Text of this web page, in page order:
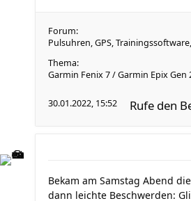
Forum:
Pulsuhren, GPS,
Thema:
Garmin Fenix 7 / Garmin Epix Gen
30.01.2022, 15:52
Rufe den
Bekam am Samstag Abend
dann leichte Beschwerden: